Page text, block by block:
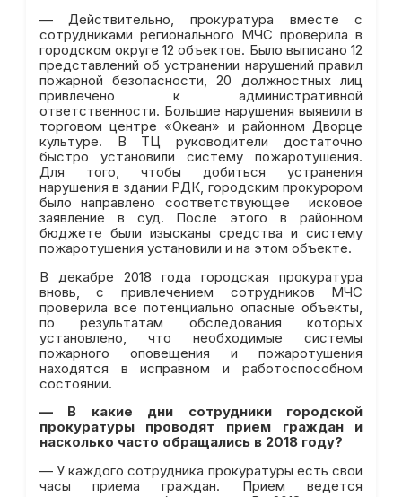
— Действительно, прокуратура вместе с
сотрудниками регионального МЧС проверила в
городском округе 12 объектов. Было выписано 12
представлений об устранении нарушений правил
пожарной безопасности, 20 должностных лиц
привлечено к административной
ответственности. Большие нарушения выявили в
торговом центре «Океан» и районном Дворце
культуре. В ТЦ руководители достаточно
быстро установили систему пожаротушения.
Для того, чтобы добиться устранения
нарушения в здании РДК, городским прокурором
было направлено соответствующее исковое
заявление в суд. После этого в районном
бюджете были изысканы средства и систему
пожаротушения установили и на этом объекте.
В декабре 2018 года городская прокуратура
вновь, с привлечением сотрудников МЧС
проверила все потенциально опасные объекты,
по результатам обследования которых
установлено, что необходимые системы
пожарного оповещения и пожаротушения
находятся в исправном и работоспособном
состоянии.
—В какие дни сотрудники городской
прокуратуры проводят прием граждан и
насколько часто обращались в 2018 году?
— У каждого сотрудника прокуратуры есть свои
часы приема граждан. Прием ведется